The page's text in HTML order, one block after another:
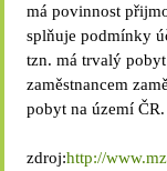
má povinnost
splňuje podmínky
tzn. má trvalý
zaměstnancem
pobyt na území ČR.
zdroj:http://